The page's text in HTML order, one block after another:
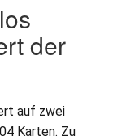
der
auf zwei
Karten. Zu